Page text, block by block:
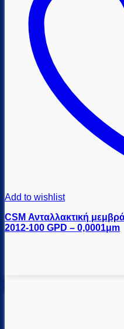
Add to wishlist
CSM Ανταλλακτική
2012-100 GPD – 0,0001μm